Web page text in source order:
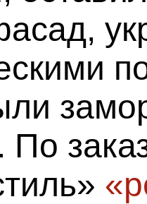
По